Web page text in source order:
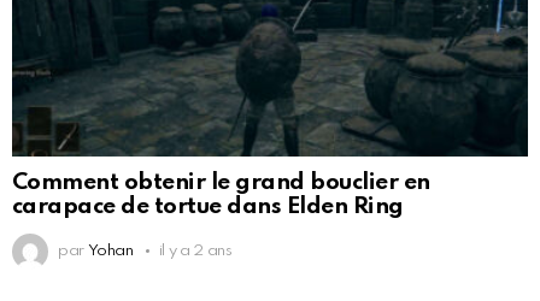
Comment obtenir le grand bouclier en
carapace de tortue dans Elden Ring
par Yohan il y a 2 ans